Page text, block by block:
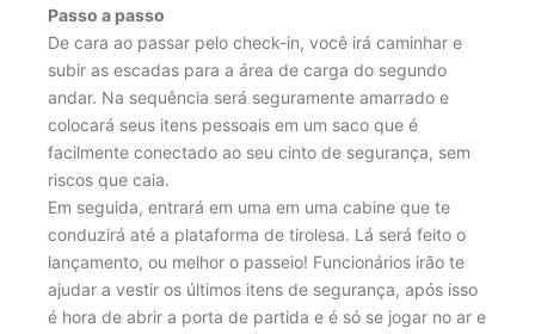
Passo a passo
De cara ao passar pelo check-in, você irá caminhar e
subir as escadas para a área de carga do segundo
andar. Na sequência será seguramente amarrado e
colocará seus itens pessoais em um saco que é
facilmente conectado ao seu cinto de segurança, sem
riscos que caia.
Em seguida, entrará em uma em uma cabine que te
conduzirá até a plataforma de tirolesa. Lá será feito o
lançamento, ou melhor o passeio! Funcionários irão te
ajudar a vestir os últimos itens de segurança, após isso
é hora de abrir a porta de partida e é só se jogar no ar e